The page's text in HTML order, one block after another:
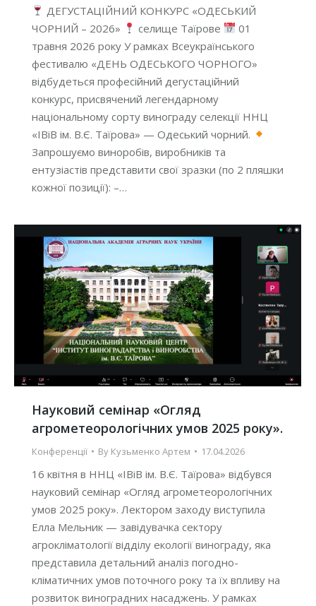
ДЕГУСТАЦІЙНИЙ КОНКУРС «ОДЕСЬКИЙ
ЧОРНИЙ – 2026»
селище Таїрове
01
травня 2026 року У рамках Всеукраїнського
фестивалю «ДЕНЬ ОДЕСЬКОГО ЧОРНОГО»
відбудеться професійний дегустаційний
конкурс, присвячений легендарному
національному сорту винограду селекції ННЦ
«ІВіВ ім. В.Є. Таїрова» — Одеський чорний.
Запрошуємо виноробів, виробників та
ентузіастів представити свої зразки (по 2 пляшки
кожної позиції): –…
Науковий семінар «Огляд
агрометеорологічних умов 2025 року».
Конференції By Кузьменко Артем 17.04.2026
16 квітня в ННЦ «ІВіВ ім. В.Є. Таїрова» відбувся
науковий семінар «Огляд агрометеорологічних
умов 2025 року». Лектором заходу виступила
Елла Мельник — завідувачка сектору
агрокліматології відділу екології винограду, яка
представила детальний аналіз погодно-
кліматичних умов поточного року та їх впливу на
розвиток виноградних насаджень. У рамках